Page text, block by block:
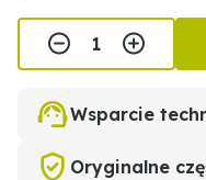
Wsparcie
Oryginalne